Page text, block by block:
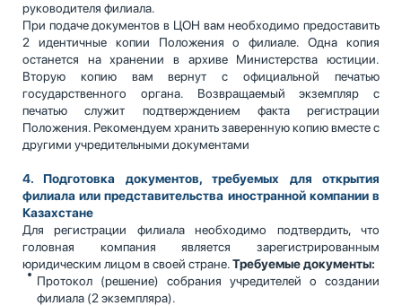
руководителя филиала.
При подаче документов в ЦОН вам необходимо предоставить
2 идентичные копии Положения о филиале. Одна копия
останется на хранении в архиве Министерства юстиции.
Вторую копию вам вернут с официальной печатью
государственного органа. Возвращаемый экземпляр с
печатью служит подтверждением факта регистрации
Положения. Рекомендуем хранить заверенную копию вместе с
другими учредительными документами
4. Подготовка документов, требуемых для открытия
филиала или представительства иностранной компании в
Казахстане
Для регистрации филиала необходимо подтвердить, что
головная компания является зарегистрированным
юридическим лицом в своей стране.Требуемые документы:
Протокол (решение) собрания учредителей о создании
филиала (2 экземпляра).